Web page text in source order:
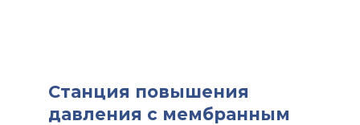
Станция повышения
давления с мембранным